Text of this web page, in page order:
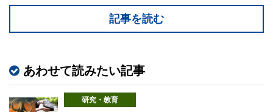
記事を読む
あわせて読みたい記事
研究・教育